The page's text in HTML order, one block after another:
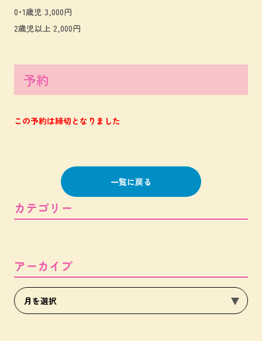
0･1歳児 3,000円
2歳児以上 2,000円
予約
この予約は締切となりました
一覧に戻る
カテゴリー
アーカイブ